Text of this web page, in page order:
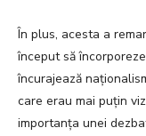
În plus, acesta a
început să
încurajează
care erau mai puțin
importanța unei